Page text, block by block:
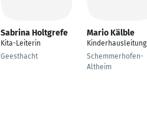
Sabrina Holtgrefe
Kita-Leiterin
Geesthacht
Mario Kälble
Kinderhausleitung
Schemmerhofen-
Altheim